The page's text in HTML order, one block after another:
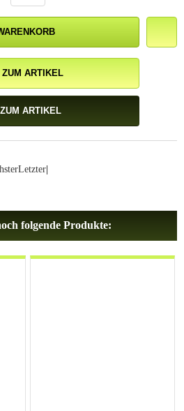
ARTIKEL
ARTIKEL
Letzter|
folgende Produkte: